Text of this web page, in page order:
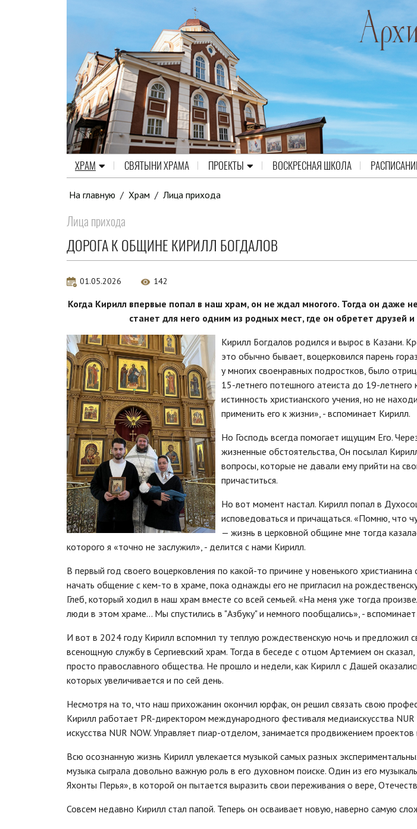
ХРАМ СВЯТЫНИ ХРАМА ПРОЕКТЫ ВОСКРЕСНАЯ ШКОЛА
На главную / Храм / Лица прихода
Лица прихода
ДОРОГА К ОБЩИНЕ КИРИЛЛ БОГДАЛОВ
01.05.2026 142
Когда Кирилл впервые попал в наш храм, он не ждал многого. Тогда он даже
станет для него одним из родных мест, где он обретет друзей
Кирилл Богдалов родился и вырос в Казани.
это обычно бывает, воцерковился парень
у многих своенравных подростков, было
15-летнего потешного атеиста до 19-
истинность христианского учения, но не
применить его к жизни», - вспоминает Кирилл.
Но Господь всегда помогает ищущим Его.
жизненные обстоятельства, Он посылал
вопросы, которые не давали ему прийти на
причаститься.
Но вот момент настал. Кирилл попал в
исповедоваться и причащаться. «Помню, что
— жизнь в церковной общине мне тогда
которого я «точно не заслужил», - делится с нами Кирилл.
В первый год своего воцерковления по какой-то причине у новенького
начать общение с кем-то в храме, пока однажды его не пригласил на
Глеб, который ходил в наш храм вместе со всей семьей. «На меня уже тогда
люди в этом храме... Мы спустились в "Азбуку" и немного пообщались», -
И вот в 2024 году Кирилл вспомнил ту теплую рождественскую ночь и предложил
всенощную службу в Сергиевский храм. Тогда в беседе с отцом Артемием он
просто православного общества. Не прошло и недели, как Кирилл с Дашей
которых увеличивается и по сей день.
Несмотря на то, что наш прихожанин окончил юрфак, он решил связать свою
Кирилл работает PR-директором международного фестиваля медиаискусства
искусства NUR NOW. Управляет пиар-отделом, занимается продвижением
Всю осознанную жизнь Кирилл увлекается музыкой самых разных
музыка сыграла довольно важную роль в его духовном поиске. Один из его
Яхонты Перья», в которой он пытается выразить свои переживания о вере,
Совсем недавно Кирилл стал папой. Теперь он осваивает новую, наверно самую